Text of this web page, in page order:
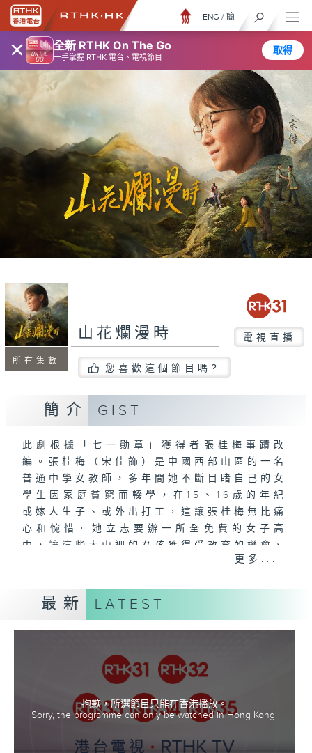
× 全新 RTHK On The Go
一手掌握 RTHK 電台、電視節目
取得
ENG / 簡
所有集數
山花爛漫時 電視直播
您喜歡這個節目嗎?
簡介 GIST
此劇根據「七一勛章」獲得者張桂梅事蹟改
編。張桂梅（宋佳飾）是中國西部山區的一名
普通中學女教師，多年間她不斷目睹自己的女
學生因家庭貧窮而輟學，在15、16歲的年紀
或嫁人生子、或外出打工，這讓張桂梅無比痛
心和惋惜。她立志要辦一所全免費的女子高
中，讓這些大山裡的女孩獲得受教育的機會、
能夠考上大學、走出大山，徹底改變命運。
更多...
最新 LATEST
抱歉，所選節目只能在香港播放。
Sorry, the programme can only be watched in Hong Kong.